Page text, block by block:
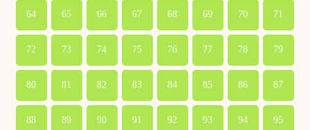
64 65 66 67 68 69 70 71
72 73 74 75 76 77 78 79
80 81 82 83 84 85 86 87
88 89 90 91 92 93 94 95